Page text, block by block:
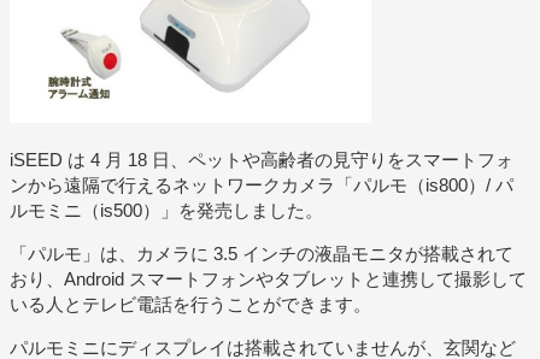
iSEED は 4 月 18 日、ペットや高齢者の見守りをスマートフォ
ンから遠隔で行えるネットワークカメラ「パルモ（is800）/ パ
ルモミニ（is500）」を発売しました。
「パルモ」は、カメラに 3.5 インチの液晶モニタが搭載されて
おり、Android スマートフォンやタブレットと連携して撮影して
いる人とテレビ電話を行うことができます。
パルモミニにディスプレイは搭載されていませんが、玄関など